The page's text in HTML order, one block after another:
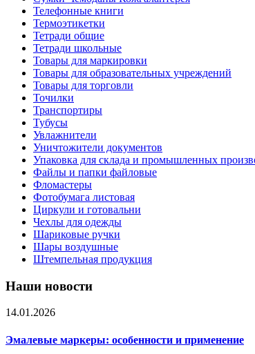
Телефонные книги
Термоэтикетки
Тетради общие
Тетради школьные
Товары для маркировки
Товары для образовательных учреждений
Товары для торговли
Точилки
Транспортиры
Тубусы
Увлажнители
Уничтожители документов
Упаковка для склада и промышленных
Файлы и папки файловые
Фломастеры
Фотобумага листовая
Циркули и готовальни
Чехлы для одежды
Шариковые ручки
Шары воздушные
Штемпельная продукция
Наши новости
14.01.2026
Эмалевые маркеры: особенности и применение